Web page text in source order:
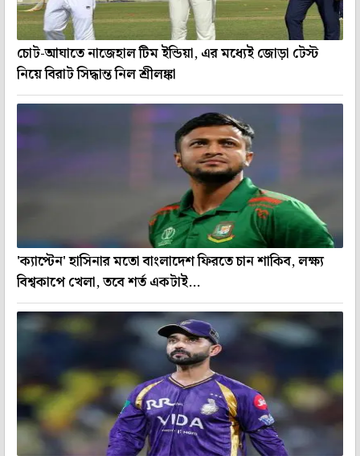
চোট-আঘাতে নাজেহাল টিম ইন্ডিয়া, এর মধ্যেই জোড়া টেস্ট
নিয়ে বিরাট সিদ্ধান্ত নিল শ্রীলঙ্কা
'ক্যাপ্টেন' হাসিনার মতো বাংলাদেশ ফিরতে চান শাকিব, লক্ষ্য
বিশ্বকাপে খেলা, তবে শর্ত একটাই...